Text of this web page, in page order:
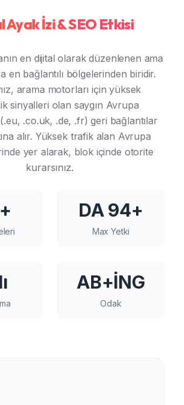
Ayak İzi & SEO Etkisi
en dijital olarak düzenlenen ama
en bağlantılı bölgelerinden biridir.
arama motorları için yüksek
sinyalleri olan saygın Avrupa
.co.uk, .de, .fr) geri bağlantılar
alır. Yüksek trafik alan Avrupa
yer alarak, blok içinde otorite
kurarsınız.
DA 94+
Max Yetki
AB+İNG
Odak